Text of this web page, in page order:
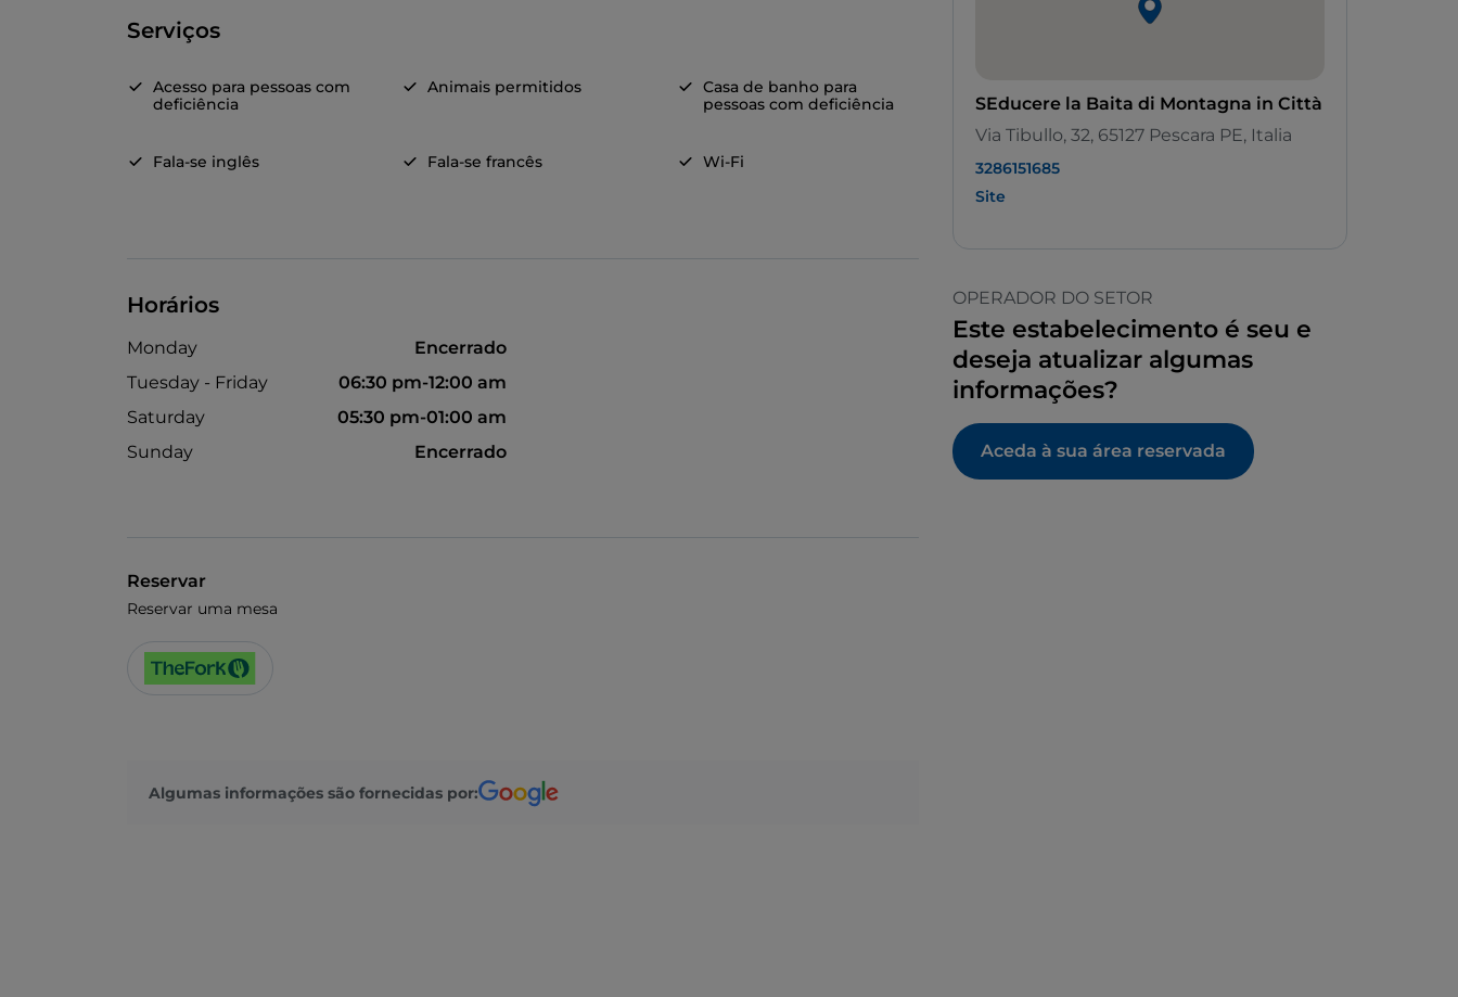
Serviços
Acesso para pessoas com
deficiência
Animais permitidos
Casa de banho para
pessoas com deficiência
Fala-se inglês Fala-se francês Wi-Fi
Horários
Monday
Encerrado
Tuesday - Friday
06:30 pm-12:00 am
Saturday
05:30 pm-01:00 am
Sunday
Encerrado
Reservar
Reservar uma mesa
Algumas informações são fornecidas por:
SEducere la Baita di Montagna in Città
Via Tibullo, 32, 65127 Pescara PE, Italia
3286151685
Site
OPERADOR DO SETOR
Este estabelecimento é seu e
deseja atualizar algumas
informações?
Aceda à sua área reservada